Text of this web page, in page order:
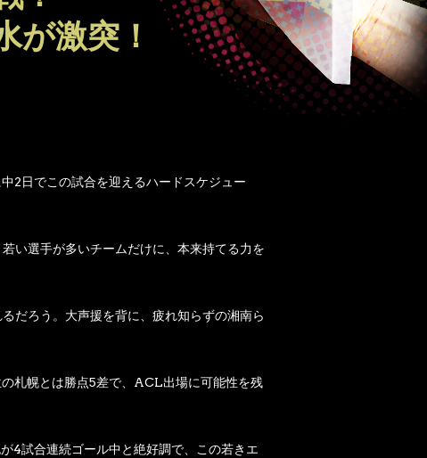
が激突！
2日でこの試合を迎えるハードスケジュー
い選手が多いチームだけに、本来持てる力を
だろう。大声援を背に、疲れ知らずの湘南ら
札幌とは勝点5差で、ACL出場に可能性を残
4試合連続ゴール中と絶好調で、この若きエ